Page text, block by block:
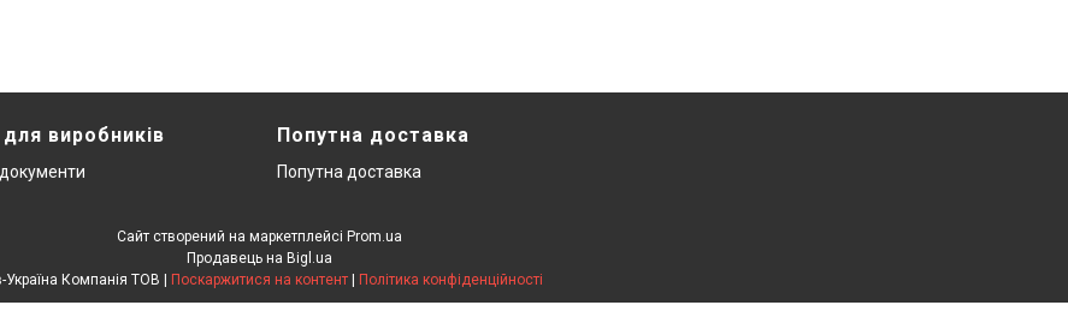
виробників
документи
Попутна доставка
Попутна доставка
Сайт створений на маркетплейсі Prom.ua
Продавець на Bigl.ua
Поскаржитися на контент Політика конфіденційності